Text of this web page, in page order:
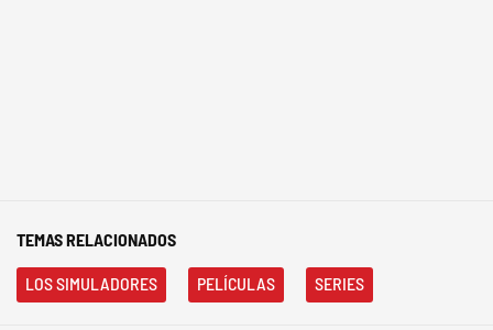
TEMAS RELACIONADOS
LOS SIMULADORES PELÍCULAS SERIES